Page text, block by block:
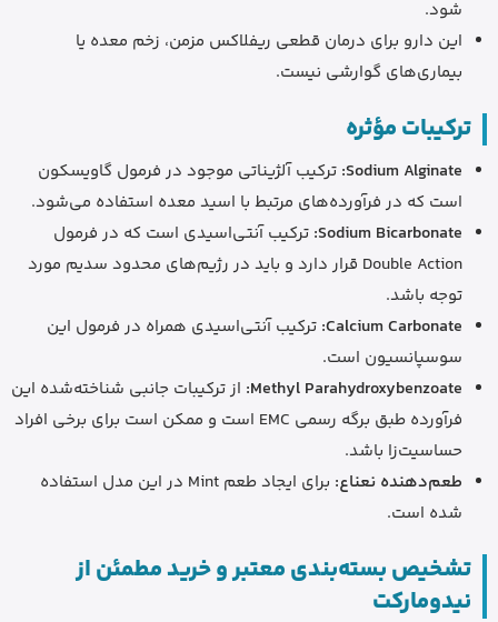
شود.
این دارو برای درمان قطعی ریفلاکس مزمن، زخم معده یا
بیماری‌های گوارشی نیست.
ترکیبات مؤثره
Sodium Alginate: ترکیب آلژیناتی موجود در فرمول گاویسکون
است که در فرآورده‌های مرتبط با اسید معده استفاده می‌شود.
Sodium Bicarbonate: ترکیب آنتی‌اسیدی است که در فرمول
Double Action قرار دارد و باید در رژیم‌های محدود سدیم مورد
توجه باشد.
Calcium Carbonate: ترکیب آنتی‌اسیدی همراه در فرمول این
سوسپانسیون است.
Methyl Parahydroxybenzoate: از ترکیبات جانبی شناخته‌شده این
فرآورده طبق برگه رسمی EMC است و ممکن است برای برخی افراد
حساسیت‌زا باشد.
طعم‌دهنده نعناع:
برای ایجاد طعم Mint در این مدل استفاده
شده است.
تشخیص بسته‌بندی معتبر و خرید مطمئن از
نیدومارکت